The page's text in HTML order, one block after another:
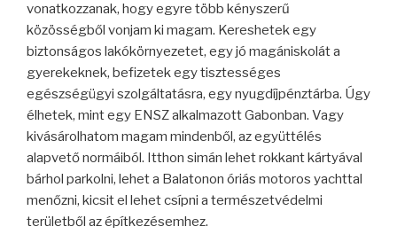
vonatkozzanak, hogy egyre több kényszerű
közösségből vonjam ki magam. Kereshetek egy
biztonságos lakókörnyezetet, egy jó magániskolát a
gyerekeknek, befizetek egy tisztességes
egészségügyi szolgáltatásra, egy nyugdíjpénztárba. Úgy
élhetek, mint egy ENSZ alkalmazott Gabonban. Vagy
kivásárolhatom magam mindenből, az együttélés
alapvető normáiból. Itthon simán lehet rokkant kártyával
bárhol parkolni, lehet a Balatonon óriás motoros yachttal
menőzni, kicsit el lehet csípni a természetvédelmi
területből az építkezésemhez.